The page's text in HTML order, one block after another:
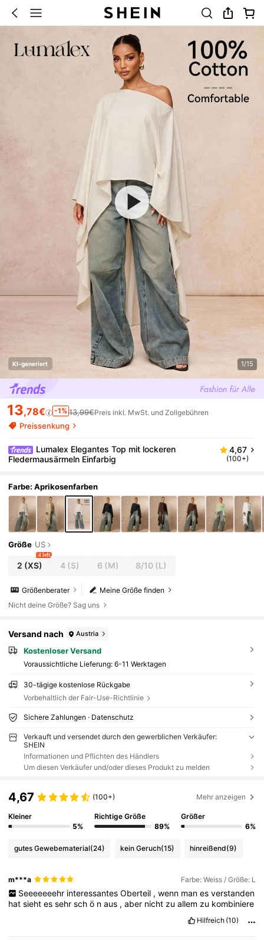
KI-generiert 1/15
13,78€ -1% 13,99€Preis inkl. MwSt. und Zollgebühren
Preissenkung
Lumalex Elegantes Top mit lockeren
Fledermausärmeln Einfarbig
4,67
(100+)
Farbe: Aprikosenfarben
Größe US
2 (XS)
4 left
4(S) 6 (M) 8/10 (L)
Meine Größe finden
Größenberater
Nicht deine Größe? Sag uns
Versand nach Austria
Kostenloser Versand
Voraussichtliche Lieferung: 6-11 Werktagen
30-tägige kostenlose Rückgabe
Vorbehaltlich der Fair-Use-Richtlinie
Sichere Zahlungen · Datenschutz
Verkauft und versendet durch den gewerblichen Verkäufer:
SHEIN
Informationen und Pflichten des Händlers
Um diesen Verkäufer und/oder dieses Produkt zu melden
4,67 (100+) Mehr anzeigen
Kleiner
5%
Richtige Größe
89%
Größer
6%
gutes Gewebematerial(24) kein Geruch(15) hinreißend(9)
m***a Farbe: Weiss / Größe: L
Seeeeeeehr interessantes Oberteil , wenn man es verstanden
hatsiehtessehrschö naus ,aber nicht zuallem zu kombiniere
Hilfreich (10)